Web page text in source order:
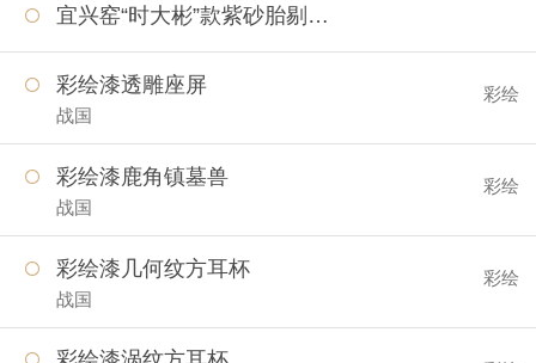
宜兴窑“时大彬”款紫砂胎剔红山水人物图执壶
彩绘漆透雕座屏
战国
彩绘
彩绘漆鹿角镇墓兽
战国
彩绘
彩绘漆几何纹方耳杯
战国
彩绘